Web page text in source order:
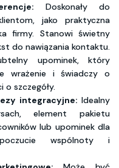
Doskonały do
jako praktyczna
firmy. Stanowi świetny
do nawiązania kontaktu.
upominek, który
wrażenie i świadczy o
o szczegóły.
integracyjne: Idealny
element pakietu
lub upominek dla
wspólnoty i